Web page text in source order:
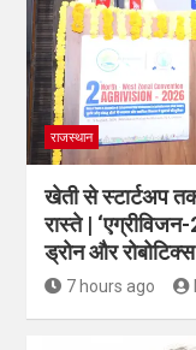
राजस्थान
खेती से स्टार्टअप
रास्ते |
ड्रोन और
7 hours ago